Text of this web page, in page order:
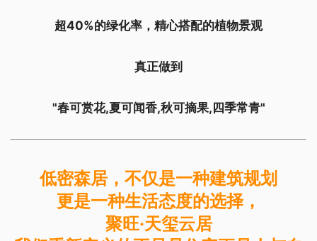
超40%的绿化率，精心搭配的植物景观
真正做到
"春可赏花,夏可闻香,秋可摘果,四季常青"
低密森居，不仅是一种建筑规划
更是一种生活态度的选择，
聚旺·天玺云居